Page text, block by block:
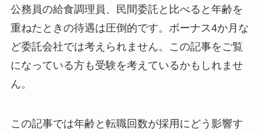
公務員の給食調理員、民間委託と比べると年齢を
重ねたときの待遇は圧倒的です。ボーナス4か月な
ど委託会社では考えられません。この記事をご覧
になっている方も受験を考えているかもしれませ
ん。
この記事では年齢と転職回数が採用にどう影響す